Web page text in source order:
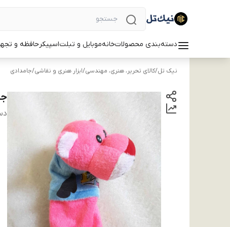
دسته‌بندی محصولاتخانهموبایل و تبلتاسپیکرحافظه و
نیک تل/کالای تحریر، هنری، مهندسی/ابزار هنری و نقاشی/جامدادی